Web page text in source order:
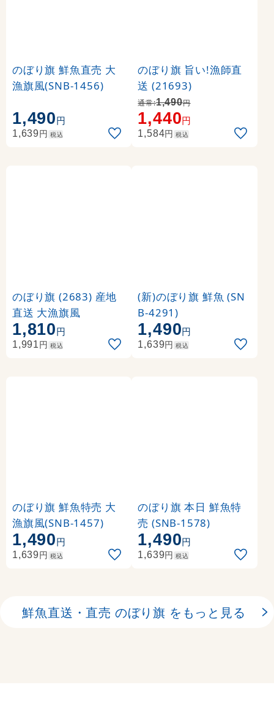
のぼり旗 鮮魚直売 大
漁旗風(SNB-1456)
1,490円
1,639円 税込
のぼり旗 旨い!漁師直
送 (21693)
通常:1,490円
1,440円
1,584円 税込
のぼり旗 (2683) 産地
直送 大漁旗風
1,810円
1,991円 税込
(新)のぼり旗 鮮魚 (SN
B-4291)
1,490円
1,639円 税込
のぼり旗 鮮魚特売 大
漁旗風(SNB-1457)
1,490円
1,639円 税込
のぼり旗 本日 鮮魚特
売 (SNB-1578)
1,490円
1,639円 税込
鮮魚直送・直売 のぼり旗 をもっと見る